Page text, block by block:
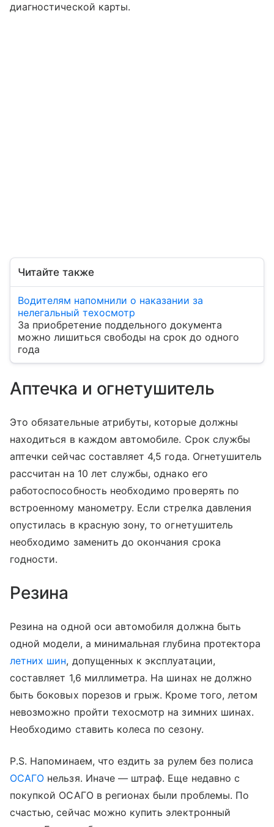
диагностической карты.
Читайте также
Водителям напомнили о наказании за
нелегальный техосмотр
За приобретение поддельного документа
можно лишиться свободы на срок до одного
года
Аптечка и огнетушитель
Это обязательные атрибуты, которые должны
находиться в каждом автомобиле. Срок службы
аптечки сейчас составляет 4,5 года. Огнетушитель
рассчитан на 10 лет службы, однако его
работоспособность необходимо проверять по
встроенному манометру. Если стрелка давления
опустилась в красную зону, то огнетушитель
необходимо заменить до окончания срока
годности.
Резина
Резина на одной оси автомобиля должна быть
одной модели, а минимальная глубина протектора
летних шин, допущенных к эксплуатации,
составляет 1,6 миллиметра. На шинах не должно
быть боковых порезов и грыж. Кроме того, летом
невозможно пройти техосмотр на зимних шинах.
Необходимо ставить колеса по сезону.
P.S. Напоминаем, что ездить за рулем без полиса
ОСАГО нельзя. Иначе — штраф. Еще недавно с
покупкой ОСАГО в регионах были проблемы. По
счастью, сейчас можно купить электронный